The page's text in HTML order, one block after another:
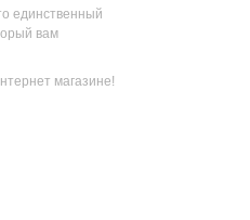
единственный
вам
магазине!